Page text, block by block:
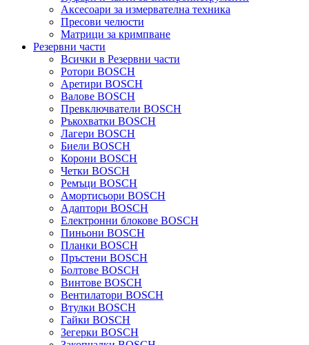
Аксесоари за измервателна техника
Пресови челюсти
Матрици за кримпване
Резервни части
Всички в Резервни части
Ротори BOSCH
Аретири BOSCH
Валове BOSCH
Превключватели BOSCH
Ръкохватки BOSCH
Лагери BOSCH
Биели BOSCH
Корони BOSCH
Четки BOSCH
Ремъци BOSCH
Амортисьори BOSCH
Адаптори BOSCH
Електронни блокове BOSCH
Пиньони BOSCH
Планки BOSCH
Пръстени BOSCH
Болтове BOSCH
Винтове BOSCH
Вентилатори BOSCH
Втулки BOSCH
Гайки BOSCH
Зегерки BOSCH